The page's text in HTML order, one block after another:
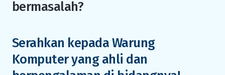
bermasalah?
Serahkan kepada Warung
Komputer yang ahli dan